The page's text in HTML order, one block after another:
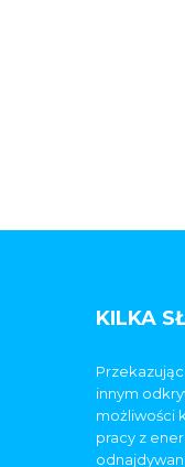
KILKA
innym
możliwości
pracy z